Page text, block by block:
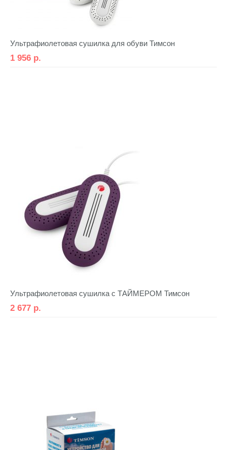
Ультрафиолетовая сушилка для обуви Тимсон
1 956 р.
Ультрафиолетовая сушилка с ТАЙМЕРОМ Тимсон
2 677 р.